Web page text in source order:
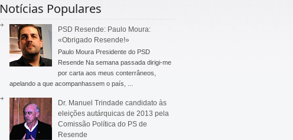
Notícias Populares
PSD Resende: Paulo Moura:
«Obrigado Resende!»
Paulo Moura Presidente do PSD
Resende Na semana passada dirigi-me
por carta aos meus conterrâneos,
apelando a que acompanhassem o país, ...
Dr. Manuel Trindade candidato às
eleições autárquicas de 2013 pela
Comissão Política do PS de
Resende